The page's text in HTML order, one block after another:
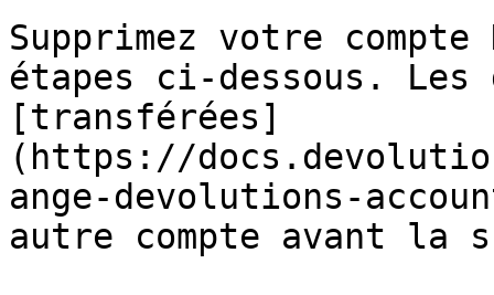
Supprimez votre
étapes ci-dessous. Les
[transférées]
(https://
ange-devolutions-
autre compte avant la